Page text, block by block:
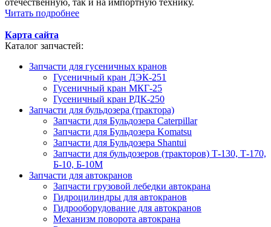
отечественную, так и на импортную технику.
Читать подробнее
Карта сайта
Каталог запчастей:
Запчасти для гусеничных кранов
Гусеничный кран ДЭК-251
Гусеничный кран МКГ-25
Гусеничный кран РДК-250
Запчасти для бульдозера (трактора)
Запчасти для Бульдозера Caterpillar
Запчасти для Бульдозера Komatsu
Запчасти для Бульдозера Shantui
Запчасти для бульдозеров (тракторов) Т-130, Т-170,
Б-10, Б-10М
Запчасти для автокранов
Запчасти грузовой лебедки автокрана
Гидроцилиндры для автокранов
Гидрооборудование для автокранов
Механизм поворота автокрана